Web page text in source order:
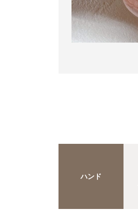
ハンド